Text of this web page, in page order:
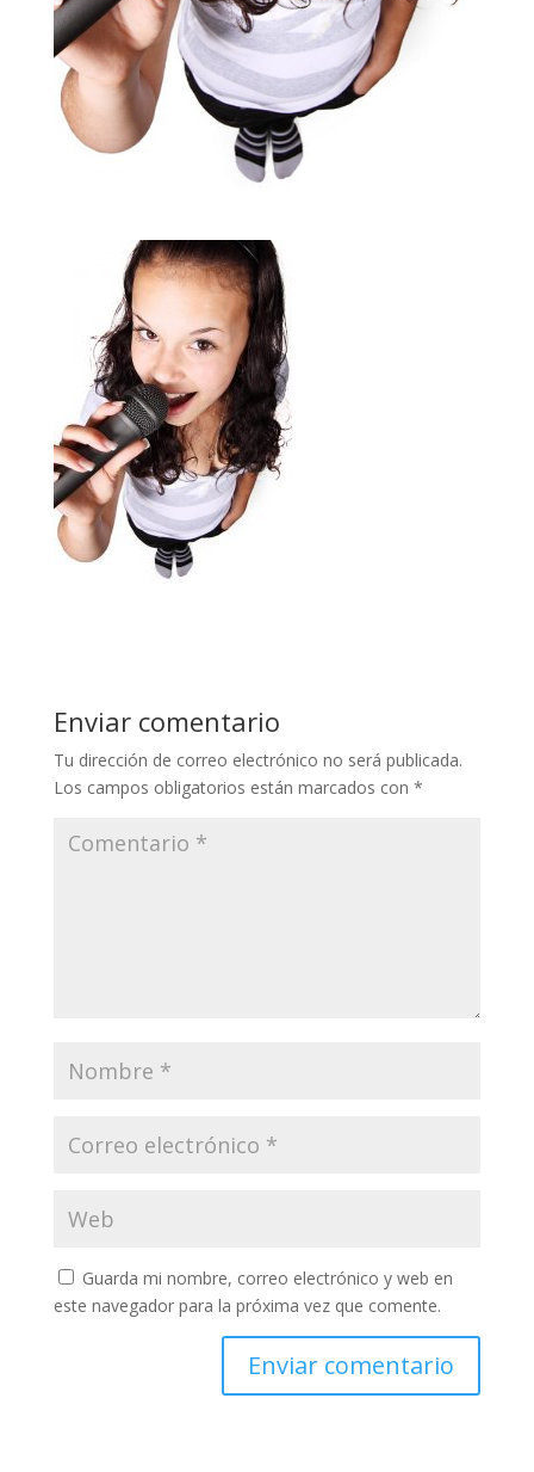
Enviar comentario
Tu dirección de correo electrónico no será publicada.
Los campos obligatorios están marcados con *
Guarda mi nombre, correo electrónico y web en
este navegador para la próxima vez que comente.